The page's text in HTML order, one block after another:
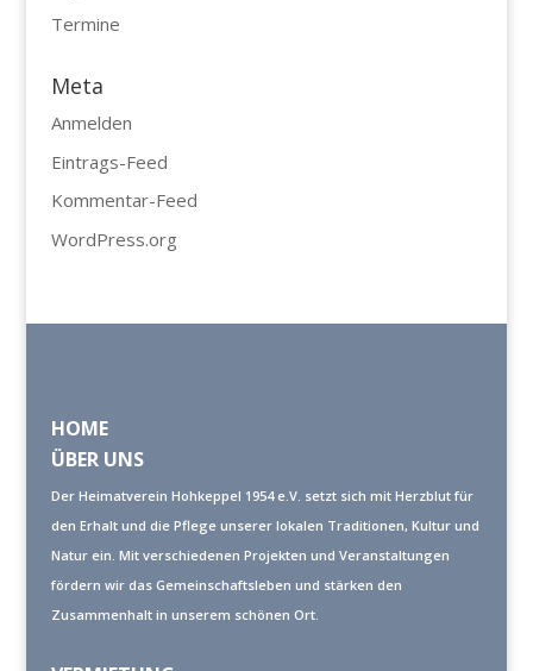
Termine
Meta
Anmelden
Eintrags-Feed
Kommentar-Feed
WordPress.org
HOME
ÜBER UNS
Der Heimatverein Hohkeppel 1954 e.V. setzt sich mit Herzblut für
den Erhalt und die Pflege unserer lokalen Traditionen, Kultur und
Natur ein. Mit verschiedenen Projekten und Veranstaltungen
fördern wir das Gemeinschaftsleben und stärken den
Zusammenhalt in unserem schönen Ort.